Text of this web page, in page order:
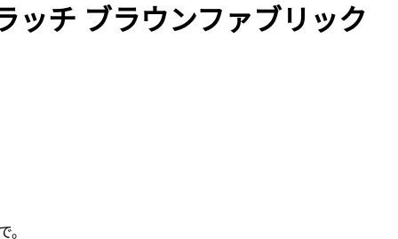
ッチ ブラウンファブリック
。